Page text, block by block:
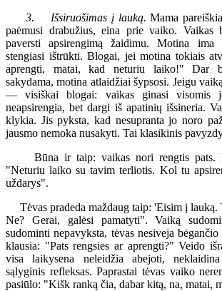
3. Išsiruošimas į lauką. Mama
paėmusi drabužius, eina prie vaiko. Vaikas
paversti apsirengimą žaidimu. Motina
stengiasi ištrūkti. Blogai, jei motina tokiais
aprengti, matai, kad neturiu laiko!" Dar
sakydama, motina atlaidžiai šypsosi. Jeigu
— visiškai blogai: vaikas ginasi visomis
neapsirengia, bet dargi iš apatinių išsineria.
klykia. Jis pyksta, kad nesupranta jo noro
jausmo nemoka nusakyti. Tai klasikinis
Būna ir taip: vaikas nori rengtis pats.
"Neturiu laiko su tavim terliotis. Kol tu
uždarys".
Tėvas pradeda maždaug taip: 'Eisim į lauką.
Ne? Gerai, galėsi pamatyti". Vaiką
sudominti nepavyksta, tėvas nesiveja
klausia: "Pats rengsies ar aprengti?" Veido
visa laikysena neleidžia abejoti,
sąlyginis refleksas. Paprastai tėvas vaiko
pasiūlo: "Kišk ranką čia, dabar kitą, na, matai,